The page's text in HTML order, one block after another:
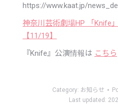
https://www.kaat.jp/
神奈川芸術劇場HP 「Knife
【11/19】
『Knife』公演情報は こちら
Category: お知らせ
Last updated: